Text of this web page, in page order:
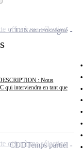
: Nous
qui interviendra en tant que
CDINon renseigné
offre à ma sélection
CDDTemps partiel
offre à ma sélection